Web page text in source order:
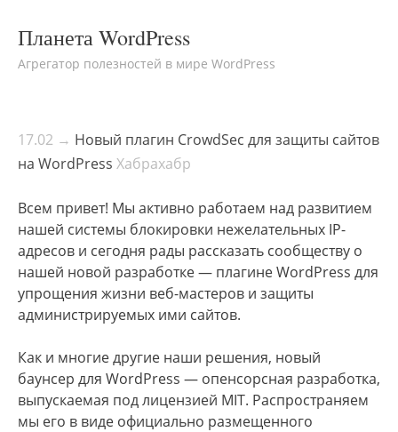
Планета WordPress
Агрегатор полезностей в мире WordPress
17.02 → Новый плагин CrowdSec для защиты сайтов
на WordPress Хабрахабр
Всем привет! Мы активно работаем над развитием
нашей системы блокировки нежелательных IP-
адресов и сегодня рады рассказать сообществу о
нашей новой разработке — плагине WordPress для
упрощения жизни веб-мастеров и защиты
администрируемых ими сайтов.
Как и многие другие наши решения, новый
баунсер для WordPress — опенсорсная разработка,
выпускаемая под лицензией MIT. Распространяем
мы его в виде официально размещенного